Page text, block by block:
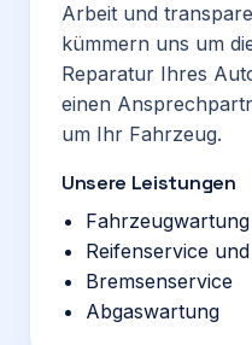
Arbeit und
kümmern uns um
Reparatur Ihres
einen
um Ihr Fahrzeug.
Unsere Leistungen
Reifenservice
Bremsenservice
Abgaswartung